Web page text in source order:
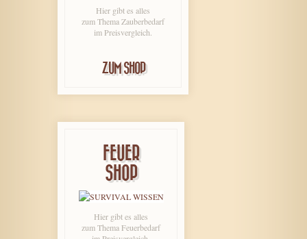
Hier gibt es alles
zum Thema Zauberbedarf
im Preisvergleich.
ZUM SHOP
FEUER
SHOP
Hier gibt es alles
zum Thema Feuerbedarf